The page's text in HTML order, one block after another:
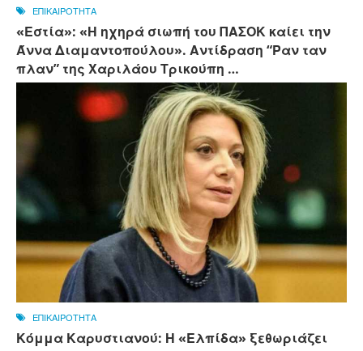
ΕΠΙΚΑΙΡΟΤΗΤΑ
«Εστία»: «Η ηχηρά σιωπή του ΠΑΣΟΚ καίει την
Άννα Διαμαντοπούλου». Αντίδραση “Ραν ταν
πλαν” της Χαριλάου Τρικούπη …
ΕΠΙΚΑΙΡΟΤΗΤΑ
Κόμμα Καρυστιανού: Η «Ελπίδα» ξεθωριάζει